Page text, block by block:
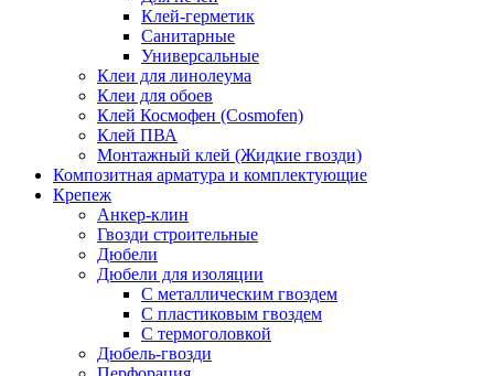
Клей-герметик
Санитарные
Универсальные
Клеи для линолеума
Клеи для обоев
Клей Космофен (Cosmofen)
Клей ПВА
Монтажный клей (Жидкие гвозди)
Композитная арматура и комплектующие
Крепеж
Анкер-клин
Гвозди строительные
Дюбели
Дюбели для изоляции
С металлическим гвоздем
С пластиковым гвоздем
С термоголовкой
Дюбель-гвозди